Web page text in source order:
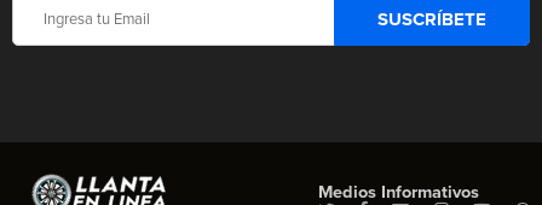
Medios Informativos